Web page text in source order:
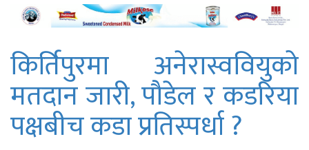
किर्तिपुरमा अनेरास्ववियुको
मतदान जारी, पौडेल र कडरिया
पक्षबीच कडा प्रतिस्पर्धा ?